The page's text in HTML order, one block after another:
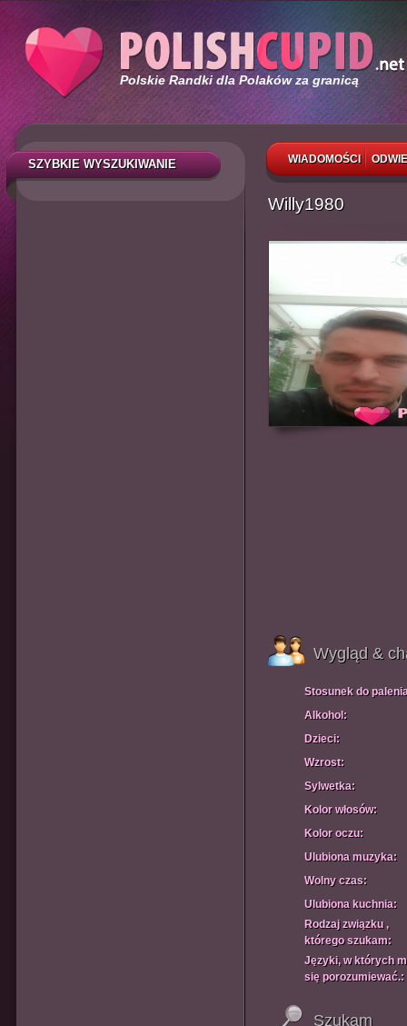
Polskie Randki dla Polaków za granicą
WIADOMOŚCI
SZYBKIE WYSZUKIWANIE
Willy1980
Wygląd &
Stosunek do
Alkohol:
Dzieci:
Wzrost:
Sylwetka:
Kolor włosów:
Kolor oczu:
Ulubiona muzyka:
Wolny czas:
Ulubiona kuchnia:
Rodzaj związku ,
którego szukam:
Języki, w których
się porozumiewać.:
Szukam